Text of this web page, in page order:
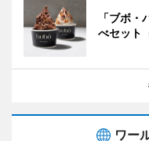
「ブボ
べセット
ワー